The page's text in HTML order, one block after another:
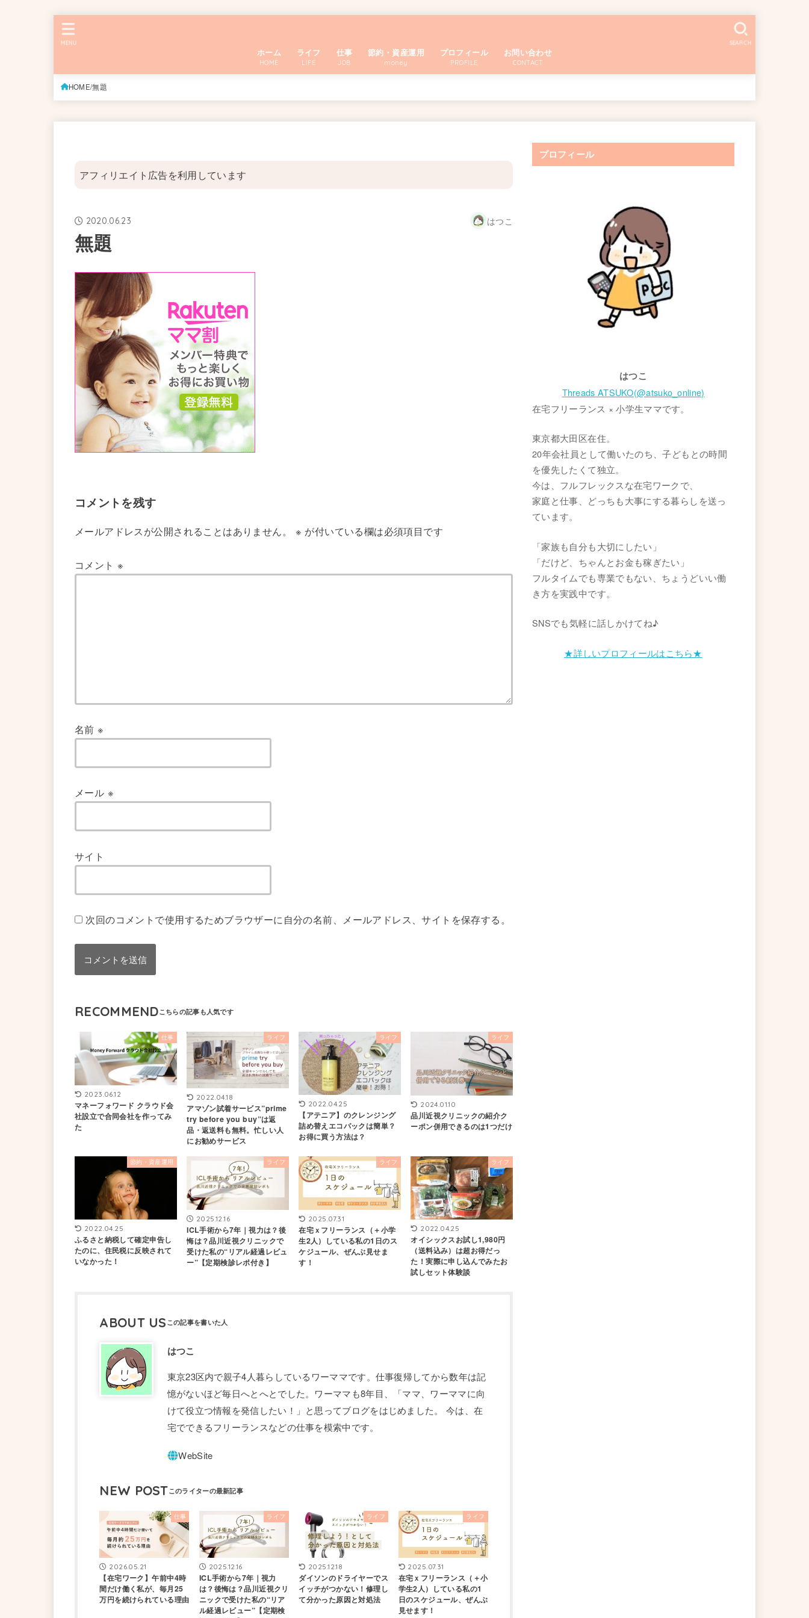
ホーム
HOME
ライフ
LIFE
仕事
JOB
節約・資産運用
money
プロフィール
PROFILE
お問い合わせ
CONTACT
SEARCH
MENU
HOME 無題
アフィリエイト広告を利用しています
2020.06.23 はつこ
無題
コメントを残す
メールアドレスが公開されることはありません。 ※ が付いている欄は必須項目です
コメント※
名前※
メール ※
サイト
次回のコメントで使用するためブラウザーに自分の名前、メールアドレス、サイトを保存する。
RECOMMEND
仕事
2023.06.12
マネーフォワード クラウド会
社設立で合同会社を作ってみ
た
ライフ
2022.04.18
アマゾン試着サービス”prime
try before you buy”は返
品・返送料も無料。忙しい人
にお勧めサービス
ライフ
2022.04.25
【アテニア】のクレンジング
詰め替えエコパックは簡単？
お得に買う方法は？
ライフ
2024.01.10
品川近視クリニックの紹介ク
ーポン併用できるのは1つだけ
節約・資産運用
2022.04.25
ふるさと納税して確定申告し
たのに、住民税に反映されて
いなかった！
ライフ
2025.12.16
ICL手術から7年｜視力は？後
悔は？品川近視クリニックで
受けた私の“リアル経過レビュ
ー”【定期検診レポ付き】
ライフ
2025.07.31
在宅ｘフリーランス（＋小学
生2人）している私の1日のス
ケジュール、ぜんぶ見せま
す！
ライフ
2022.04.25
オイシックスお試し1,980円
（送料込み）は超お得だっ
た！実際に申し込んでみたお
試しセット体験談
ABOUT US
はつこ
東京23区内で親子4人暮らしているワーママです。仕事復帰してから数年は記
憶がないほど毎日へとへとでした。ワーママも8年目、「ママ、ワーママに向
けて役立つ情報を発信したい！」と思ってブログをはじめました。 今は、在
宅でできるフリーランスなどの仕事を模索中です。
NEW POST
仕事
2026.05.21
【在宅ワーク】午前中4時
間だけ働く私が、毎月25
万円を続けられている理由
ライフ
2025.12.16
ICL手術から7年｜視力
は？後悔は？品川近視クリ
ニックで受けた私の“リア
ル経過レビュー”【定期検
ライフ
2025.12.18
ダイソンのドライヤーでス
イッチがつかない！修理し
て分かった原因と対処法
ライフ
2025.07.31
在宅ｘフリーランス（＋小
学生2人）している私の1
日のスケジュール、ぜんぶ
見せます！
プロフィール
はつこ
Threads ATSUKO(@atsuko_online)
在宅フリーランス × 小学生ママです。
東京都大田区在住。
20年会社員として働いたのち、子どもとの時間
を優先したくて独立。
今は、フルフレックスな在宅ワークで、
家庭と仕事、どっちも大事にする暮らしを送っ
ています。
「家族も自分も大切にしたい」
「だけど、ちゃんとお金も稼ぎたい」
フルタイムでも専業でもない、ちょうどいい働
き方を実践中です。
SNSでも気軽に話しかけてね♪
★詳しいプロフィールはこちら★